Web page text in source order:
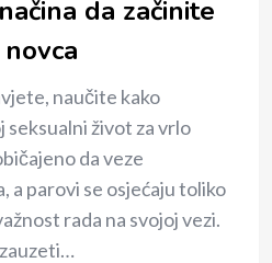
da začinite
naučite kako
život za vrlo
da veze
a parovi se osjećaju toliko
rada na svojoj vezi.